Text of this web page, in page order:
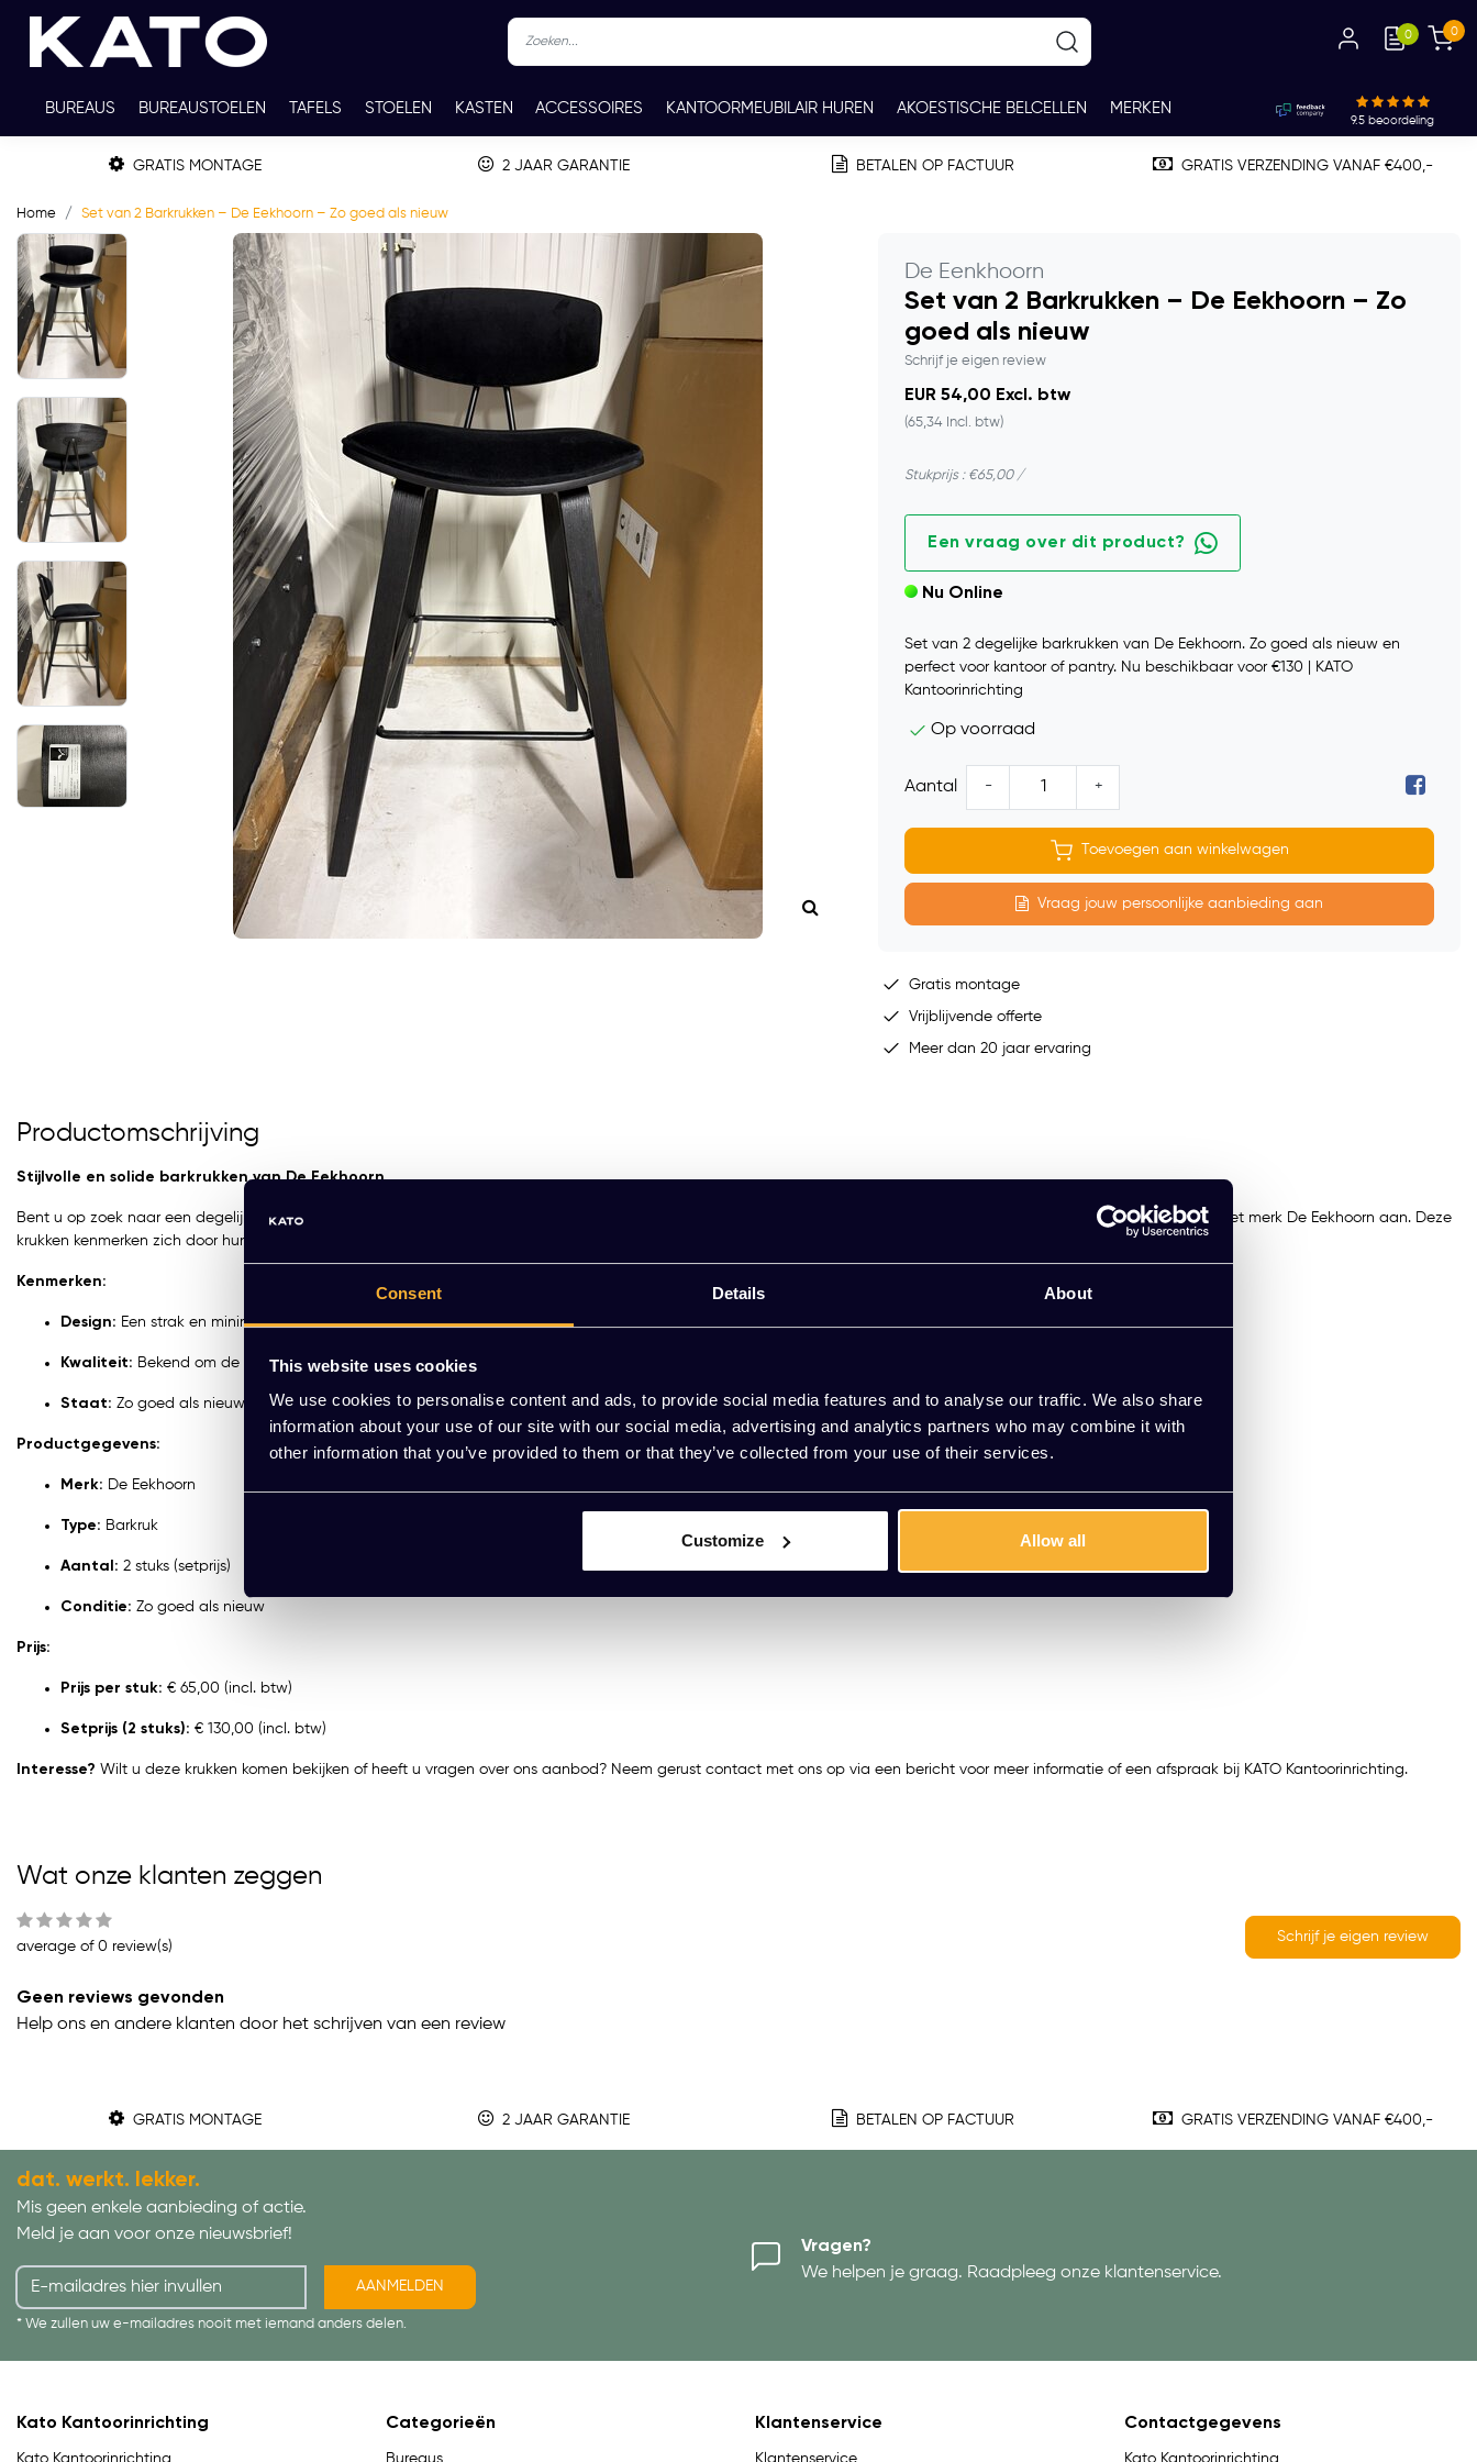
Consent Details About
This website uses cookies
We use cookies to personalise content and ads, to provide social media features and to analyse our traffic. We also share
information about your use of our site with our social media, advertising and analytics partners who may combine it with
other information that you’ve provided to them or that they’ve collected from your use of their services.
Customize Allow all
0 0
BUREAUS BUREAUSTOELEN TAFELS STOELEN KASTEN ACCESSOIRES KANTOORMEUBILAIR HUREN AKOESTISCHE BELCELLEN MERKEN
TWEEDEHANDS THUISWERKPLEKKEN WERKBLADKLEUREN CONTACT
9.5 beoordeling
GRATIS MONTAGE 2 JAAR GARANTIE BETALEN OP FACTUUR GRATIS VERZENDING VANAF €400,-
Home Set van 2 Barkrukken – De Eekhoorn – Zo goed als nieuw
De Eenkhoorn
Set van 2 Barkrukken – De Eekhoorn – Zo
goed als nieuw
Schrijf je eigen review
EUR 54,00 Excl. btw
(65,34 Incl. btw)
Stukprijs : €65,00 /
Een vraag over dit product?
Nu Online
Set van 2 degelijke barkrukken van De Eekhoorn. Zo goed als nieuw en
perfect voor kantoor of pantry. Nu beschikbaar voor €130 | KATO
Kantoorinrichting
Op voorraad
Aantal - +
Toevoegen aan winkelwagen
Vraag jouw persoonlijke aanbieding aan
Gratis montage
Vrijblijvende offerte
Meer dan 20 jaar ervaring
Productomschrijving
Stijlvolle en solide barkrukken van De Eekhoorn
Bent u op zoek naar een degelijke en sfeervolle zitoplossing voor uw pantry, kantine of hoge werktafel? Wij bieden bij KATO Kantoorinrichting een set van 2 barkrukken van het merk De Eekhoorn aan. Deze
krukken kenmerken zich door hun tijdloze ontwerp en robuuste kwaliteit, perfect passend in een moderne kantooromgeving.
Kenmerken:
Design: Een strak en minimalistisch ontwerp van De Eekhoorn dat naadloos aansluit bij diverse interieurstijlen.
Kwaliteit: Bekend om de duurzame afwerking en het comfortabele zitgemak.
Staat: Zo goed als nieuw. De krukken zijn in uitstekende conditie en direct inzetbaar op uw kantoorlocatie.
Productgegevens:
Merk: De Eekhoorn
Type: Barkruk
Aantal: 2 stuks (setprijs)
Conditie: Zo goed als nieuw
Prijs:
Prijs per stuk: € 65,00 (incl. btw)
Setprijs (2 stuks): € 130,00 (incl. btw)
Interesse? Wilt u deze krukken komen bekijken of heeft u vragen over ons aanbod? Neem gerust contact met ons op via een bericht voor meer informatie of een afspraak bij KATO Kantoorinrichting.
Wat onze klanten zeggen
average of 0 review(s)
Schrijf je eigen review
Geen reviews gevonden
Help ons en andere klanten door het schrijven van een review
GRATIS MONTAGE 2 JAAR GARANTIE BETALEN OP FACTUUR GRATIS VERZENDING VANAF €400,-
dat. werkt. lekker.
Mis geen enkele aanbieding of actie.
Meld je aan voor onze nieuwsbrief!
AANMELDEN
* We zullen uw e-mailadres nooit met iemand anders delen.
Vragen?
We helpen je graag. Raadpleeg onze klantenservice.
Kato Kantoorinrichting
Kato Kantoorinrichting
Categorieën
Bureaus
Klantenservice
Klantenservice
Contactgegevens
Kato Kantoorinrichting